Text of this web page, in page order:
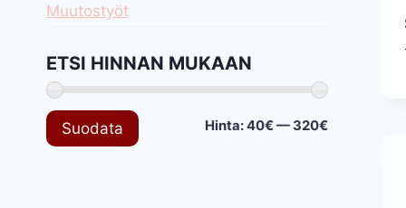
Muutostyöt
ETSI HINNAN MUKAAN
Minimihinta
Suodata Hinta:40€— 320€